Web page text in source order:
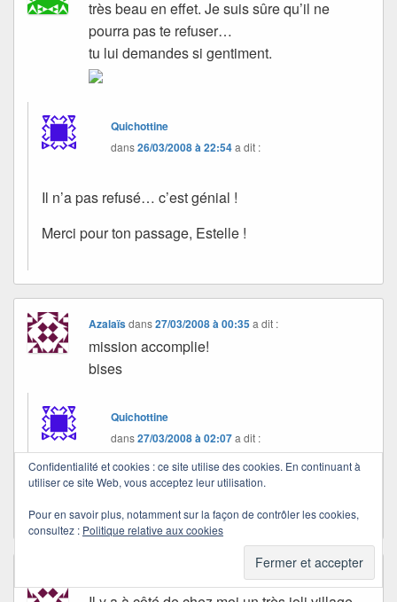
très beau en effet. Je suis sûre qu’il ne
pourra pas te refuser…
tu lui demandes si gentiment.
Quichottine
dans26/03/2008 à 22:54a dit :
Il n’a pas refusé… c’est génial !
Merci pour ton passage, Estelle !
Azalaïsdans27/03/2008 à 00:35 a dit :
mission accomplie!
bises
Quichottine
dans27/03/2008 à 02:07a dit :
Merci, Azalaïs !
27/03/2008 à 00:47a dit :
Confidentialité et cookies : ce site utilise des cookies. En continuant à
utiliser ce site Web, vous acceptez leur utilisation.
Pour en savoir plus, notamment sur la façon de contrôler les cookies,
consultez : Politique relative aux cookies